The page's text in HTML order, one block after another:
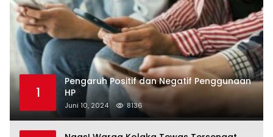
1
Pengaruh Positif dan Negatif Penggunaan
HP
Juni 10, 2024 8136